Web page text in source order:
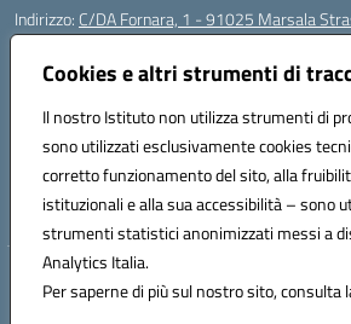
Cookies e altri strumenti di
Il nostro Istituto non utilizza strumenti di
sono utilizzati esclusivamente cookies
corretto funzionamento del sito, alla
istituzionali e alla sua accessibilità – sono
strumenti statistici anonimizzati messi a
Analytics Italia.
Per saperne di più sul nostro sito, consulta
Indirizzo: C/DA Fornara, 1 - 91025 Marsala
Centralino:
Posta elettronica certificata (PEC):
Codice fiscale: 82006360810
Codice meccanografico:TPIC81600V
Codice Indice delle Pubbliche Amministrazioni
Codice unico di fatturazione (CUF): UFODYY
Hosting & Powered by 3D
Concept & Design by